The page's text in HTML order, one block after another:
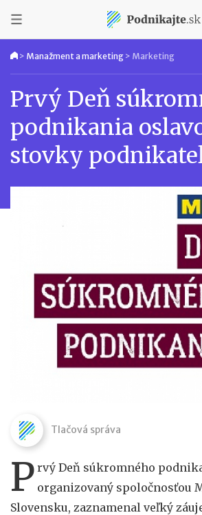
> Manažment a marketing > Marketing
Prvý Deň
podnikania
stovky
Tlačová správa
P rvý Deň súkromného
organizovaný spoločnosťou
Slovensku, zaznamenal veľký